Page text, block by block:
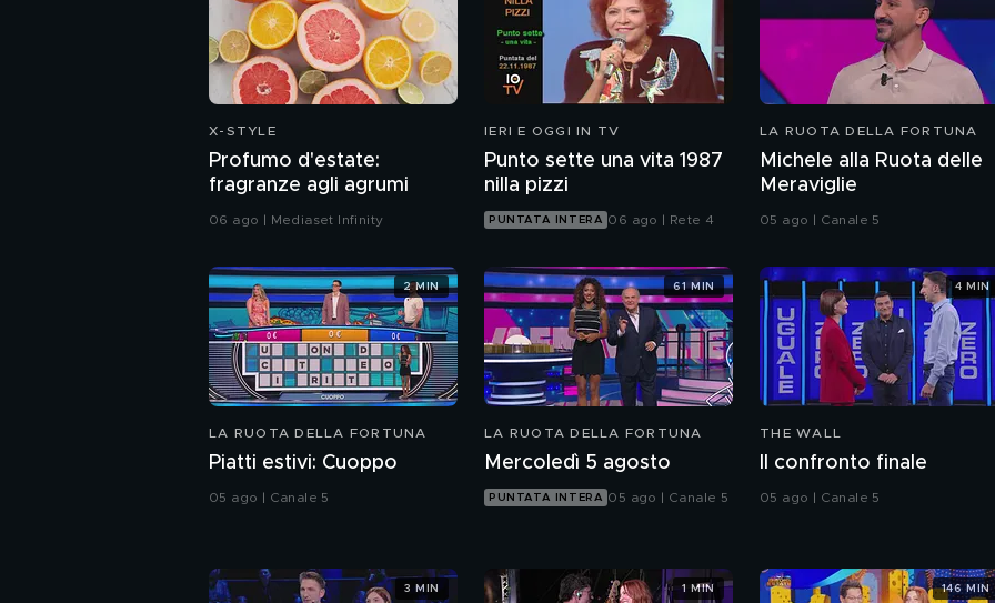
X-STYLE
Profumo d'estate:
fragranze agli agrumi
06 ago | Mediaset Infinity
IERI E OGGI IN TV
Punto sette una vita 1987
nilla pizzi
PUNTATA INTERA 06 ago | Rete 4
LA RUOTA DELLA FORTUNA
Michele alla Ruota delle
Meraviglie
05 ago | Canale 5
LA RUOTA DELLA FORTUNA
Piatti estivi: Cuoppo
05 ago | Canale 5
2 MIN
LA RUOTA DELLA FORTUNA
Mercoledì 5 agosto
PUNTATA INTERA 05 ago | Canale 5
61 MIN
THE WALL
Il confronto finale
05 ago | Canale 5
4 MIN
3 MIN 1 MIN 146 MIN